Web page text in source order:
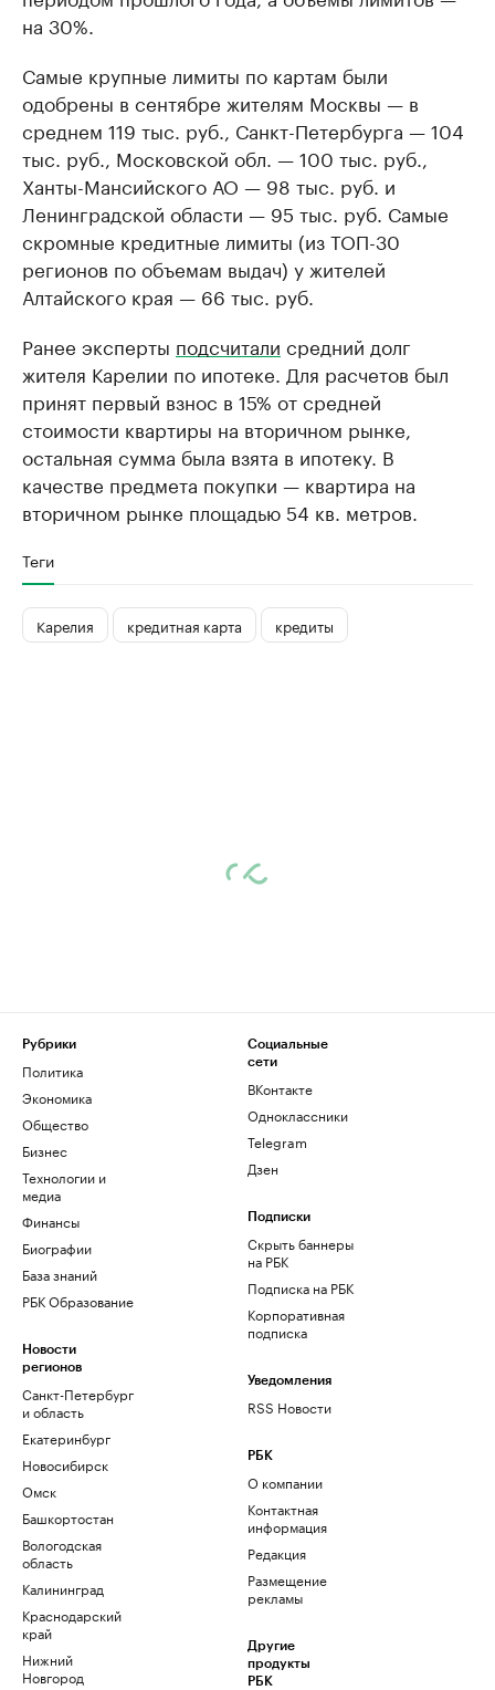
на 30%.
Самые крупные лимиты по картам были
одобрены в сентябре жителям Москвы — в
среднем 119 тыс. руб., Санкт-Петербурга — 104
тыс. руб., Московской обл. — 100 тыс. руб.,
Ханты-Мансийского АО — 98 тыс. руб. и
Ленинградской области — 95 тыс. руб. Самые
скромные кредитные лимиты (из ТОП-30
регионов по объемам выдач) у жителей
Алтайского края — 66 тыс. руб.
Ранее эксперты подсчитали средний долг
жителя Карелии по ипотеке. Для расчетов был
принят первый взнос в 15% от средней
стоимости квартиры на вторичном рынке,
остальная сумма была взята в ипотеку. В
качестве предмета покупки — квартира на
вторичном рынке площадью 54 кв. метров.
Теги
Карелия кредитная карта кредиты
Рубрики
Политика
Экономика
Общество
Бизнес
Технологии и
медиа
Финансы
Биографии
База знаний
РБК Образование
Новости
регионов
Санкт-Петербург
и область
Екатеринбург
Новосибирск
Омск
Башкортостан
Вологодская
область
Калининград
Краснодарский
край
Нижний
Новгород
Социальные
сети
ВКонтакте
Одноклассники
Telegram
Дзен
Подписки
Скрыть баннеры
на РБК
Подписка на РБК
Корпоративная
подписка
Уведомления
RSS Новости
РБК
О компании
Контактная
информация
Редакция
Размещение
рекламы
Другие
продукты
РБК